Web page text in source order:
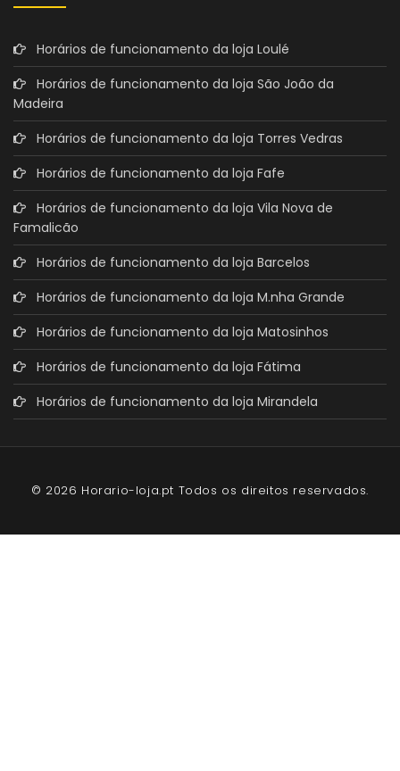
Horários de funcionamento da loja Loulé
Horários de funcionamento da loja São João da
Madeira
Horários de funcionamento da loja Torres Vedras
Horários de funcionamento da loja Fafe
Horários de funcionamento da loja Vila Nova de
Famalicão
Horários de funcionamento da loja Barcelos
Horários de funcionamento da loja M.nha Grande
Horários de funcionamento da loja Matosinhos
Horários de funcionamento da loja Fátima
Horários de funcionamento da loja Mirandela
© 2026 Horario-loja.pt Todos os direitos reservados.